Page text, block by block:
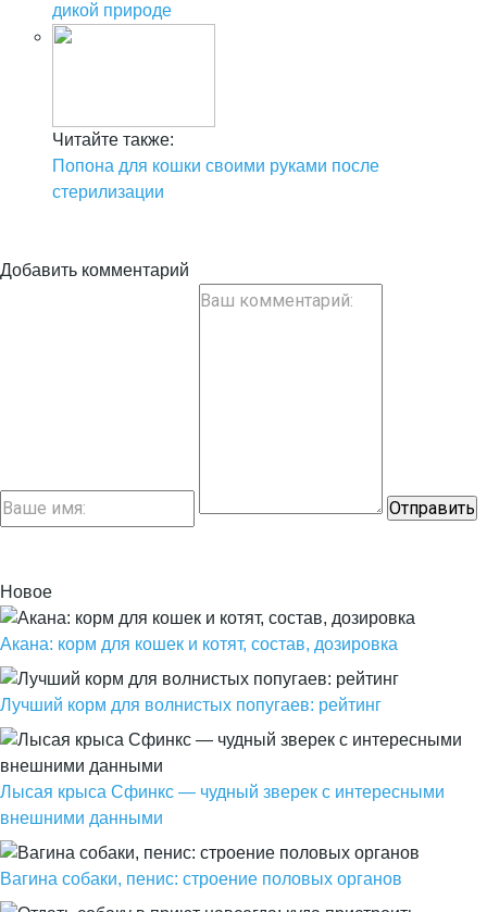
дикой природе
Читайте также:
Попона для кошки своими руками после
стерилизации
Добавить комментарий
Новое
Акана: корм для кошек и котят, состав, дозировка
Лучший корм для волнистых попугаев: рейтинг
Лысая крыса Сфинкс — чудный зверек с интересными
внешними данными
Вагина собаки, пенис: строение половых органов